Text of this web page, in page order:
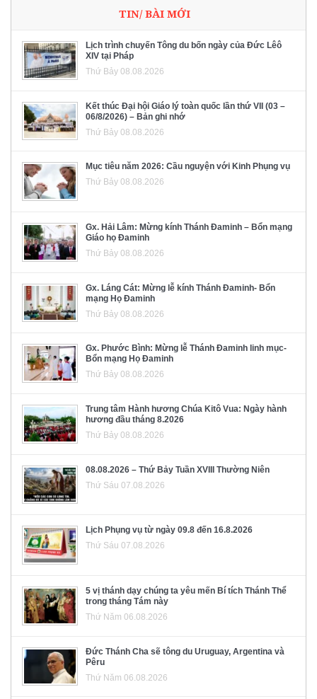
TIN/ BÀI MỚI
Lịch trình chuyến Tông du bốn ngày của Đức Lêô
XIV tại Pháp
Thứ Bảy 08.08.2026
Kết thúc Đại hội Giáo lý toàn quốc lần thứ VII (03 –
06/8/2026) – Bản ghi nhớ
Thứ Bảy 08.08.2026
Mục tiêu năm 2026: Cầu nguyện với Kinh Phụng vụ
Thứ Bảy 08.08.2026
Gx. Hải Lâm: Mừng kính Thánh Đaminh – Bổn mạng
Giáo họ Đaminh
Thứ Bảy 08.08.2026
Gx. Láng Cát: Mừng lễ kính Thánh Đaminh- Bổn
mạng Họ Đaminh
Thứ Bảy 08.08.2026
Gx. Phước Bình: Mừng lễ Thánh Đaminh linh mục-
Bổn mạng Họ Đaminh
Thứ Bảy 08.08.2026
Trung tâm Hành hương Chúa Kitô Vua: Ngày hành
hương đầu tháng 8.2026
Thứ Bảy 08.08.2026
08.08.2026 – Thứ Bảy Tuần XVIII Thường Niên
Thứ Sáu 07.08.2026
Lịch Phụng vụ từ ngày 09.8 đến 16.8.2026
Thứ Sáu 07.08.2026
5 vị thánh dạy chúng ta yêu mến Bí tích Thánh Thể
trong tháng Tám này
Thứ Năm 06.08.2026
Đức Thánh Cha sẽ tông du Uruguay, Argentina và
Pêru
Thứ Năm 06.08.2026